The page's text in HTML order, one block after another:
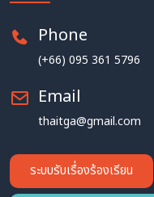
Phone
(+66) 095 361 5796
Email
thaitga@gmail.com
ระบบรับเรื่องร้องเรียน